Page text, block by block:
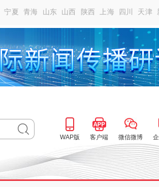
宁夏 青海 山东 山西 陕西 上海 四川 天津
WAP版 客户端 微信微博